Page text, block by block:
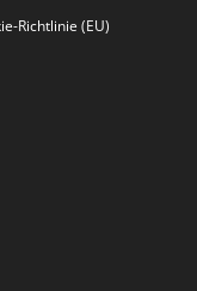
Richtlinie (EU)